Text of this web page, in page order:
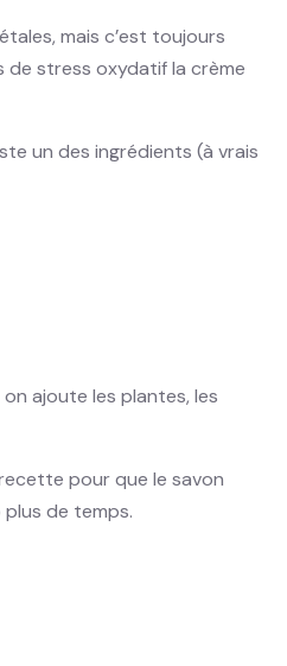
mais c’est toujours
de stress oxydatif la crème
un des ingrédients (à vrais
ajoute les plantes, les
pour que le savon
de temps.